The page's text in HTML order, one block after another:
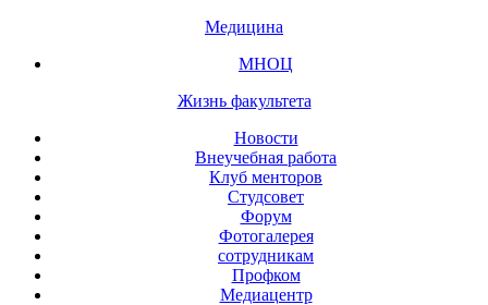
Медицина
МНОЦ
Жизнь факультета
Новости
Внеучебная работа
Клуб менторов
Студсовет
Форум
Фотогалерея
сотрудникам
Профком
Медиацентр